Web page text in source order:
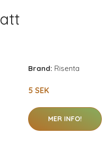
Brand: Risenta
5 SEK
MER INFO!